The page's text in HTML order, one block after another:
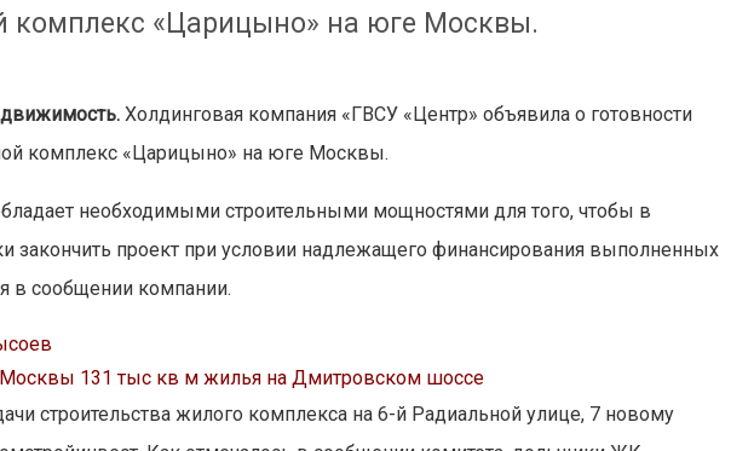
комплекс «Царицыно» на юге Москвы.
Холдинговая компания «ГВСУ «Центр» объявила о готовности
комплекс «Царицыно» на юге Москвы.
необходимыми строительными мощностями для того, чтобы в
закончить проект при условии надлежащего финансирования выполненных
в сообщении компании.
Москвы 131 тыс кв м жилья на Дмитровском шоссе
строительства жилого комплекса на 6-й Радиальной улице, 7 новому